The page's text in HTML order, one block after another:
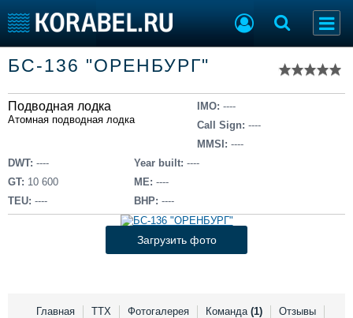
Тип судна
Добавить проект
Последние 100
Пульс
Новости
Компании
Репутация
Торговая площадка
Доска объявлений
Продажа флота
Оборудование
Изделия
Материалы
Услуги
БС-136 "ОРЕНБУРГ"
Подводная лодка
Атомная подводная лодка
IMO: ----
Call Sign: ----
MMSI: ----
DWT: ----
GT: 10 600
TEU: ----
Year built: ----
ME: ----
BHP: ----
Загрузить фото
Главная ТТХ Фотогалерея Команда (1)
Отзывы